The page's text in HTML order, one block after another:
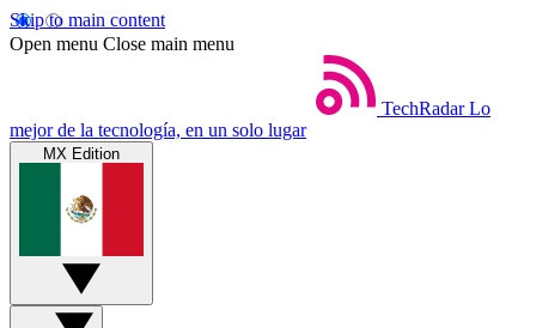
Skip to main content
Open menu Close main menu
TechRadar Lo
mejor de la tecnología, en un solo lugar
MX Edition